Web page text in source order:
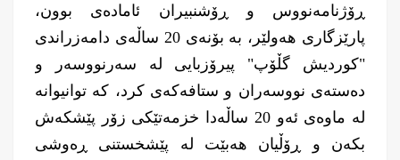
ڕۆژنامەنووس و ڕۆشنبیران ئامادەی بوون،
پارێزگاری هەولێر، بە بۆنەی 20 ساڵەی دامەزراندی
"کوردیش گڵۆپ" پیرۆزبایی لە سەرنووسەر و
دەستەی نووسەران و ستافەکەی کرد، کە توانیوانە
لە ماوەی ئەو 20 ساڵەدا خزمەتێکی زۆر پێشکەش
بکەن و ڕۆڵیان هەبێت لە پێشخستنی ڕەوشى